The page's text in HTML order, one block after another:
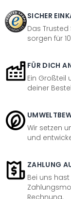
SICHER
Das
sorgen für
FÜR DICH
Ein Großteil
deiner
Wir setzen
und
ZAHLUNG
Bei uns
Rechnung.